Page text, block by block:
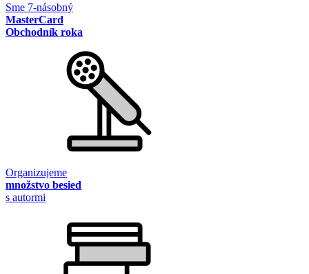
Sme 7-násobný
MasterCard
Obchodník roka
Organizujeme
množstvo besied
s autormi